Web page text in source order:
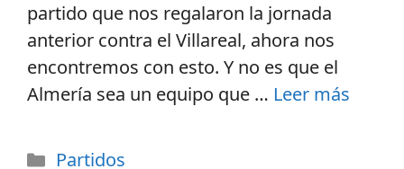
partido que nos regalaron la jornada
anterior contra el Villareal, ahora nos
encontremos con esto. Y no es que el
Almería sea un equipo que … Leer más
Partidos